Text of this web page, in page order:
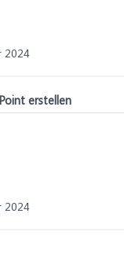
2024
erstellen
2024